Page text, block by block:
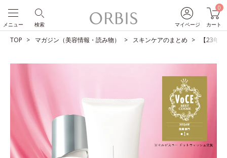
マイページ
0
カート
検索
メニュー
TOP マガジン（美容情報・読み物） スキンケアのまとめ 【23年